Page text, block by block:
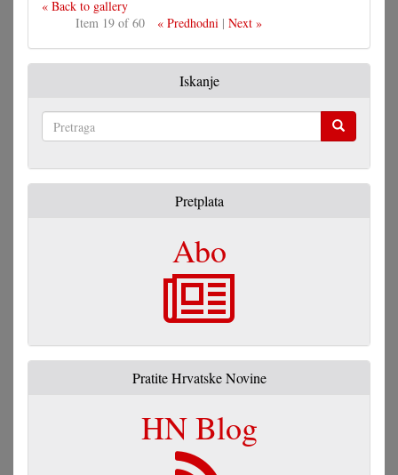
« Back to gallery
Item 19 of 60
« Predhodni| Next »
Iskanje
Pretplata
Abo
Pratite Hrvatske Novine
HN Blog